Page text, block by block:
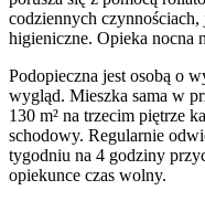
codziennych
higieniczne. Opieka nocna
Podopieczna jest osobą o
wygląd. Mieszka sama w
130 m² na trzecim piętrze
schodowy. Regularnie
tygodniu na 4 godziny
opiekunce czas wolny.